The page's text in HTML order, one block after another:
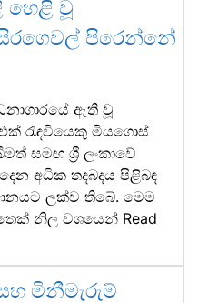
හෙළි වූ
පිරෙන්නේ
ඇති වූ
රැඳවියෙකු මියගොස්
සමඟ ශ්‍රී ලංකාවේ
අධික තදබදය පිළිබඳ
ලක්ව තිබේ. මෙම
නිල වශයෙන් Read
මිනීමැරුම්